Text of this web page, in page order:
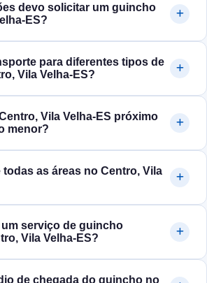
devo solicitar um guincho
para diferentes tipos de
Vila Velha‑ES?
Vila Velha‑ES próximo
menor?
as áreas no Centro, Vila
serviço de guincho
Vila Velha‑ES?
de chegada do guincho no